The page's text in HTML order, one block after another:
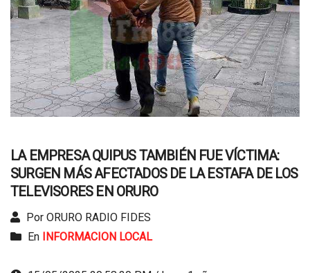
LA EMPRESA QUIPUS TAMBIÉN FUE VÍCTIMA:
SURGEN MÁS AFECTADOS DE LA ESTAFA DE LOS
TELEVISORES EN ORURO
Por ORURO RADIO FIDES
En INFORMACION LOCAL